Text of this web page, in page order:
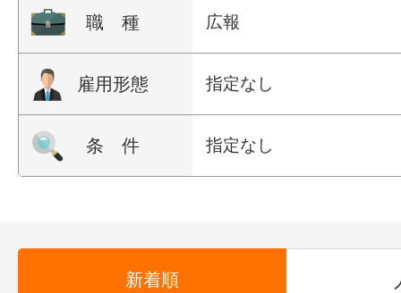
職 種 広報
雇用形態 指定なし
条 件 指定なし
新着順